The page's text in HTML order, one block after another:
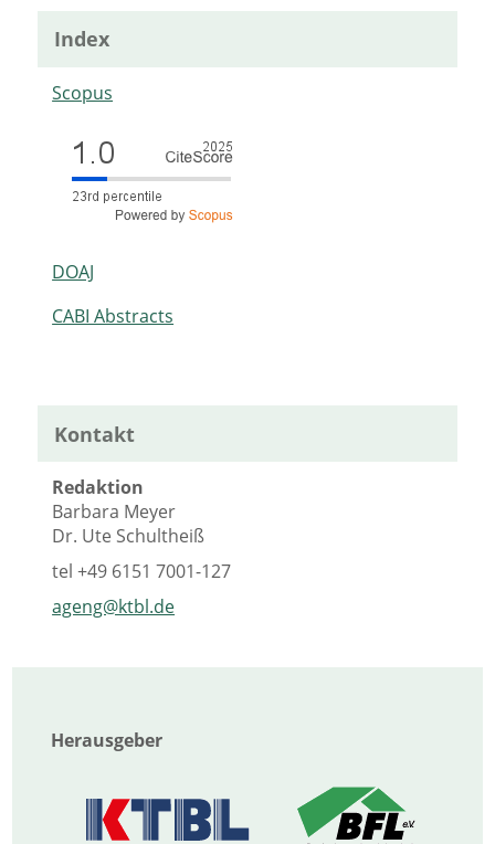
Index
Scopus
DOAJ
CABI Abstracts
Kontakt
Redaktion
Barbara Meyer
Dr. Ute Schultheiß
tel+49 6151 7001-127
ageng@ktbl.de
Herausgeber